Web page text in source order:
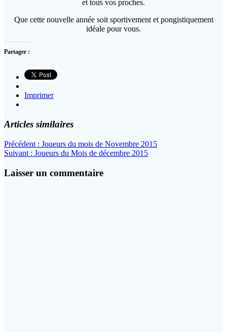
et tous vos proches.
Que cette nouvelle année soit sportivement et pongistiquement
idéale pour vous.
Partager :
Imprimer
Articles similaires
Navigation
de
l’article
Précédent : Article
précédent
Joueurs du mois de Novembre 2015
Suivant : Article
Joueurs du Mois de décembre 2015
Laisser un commentaire